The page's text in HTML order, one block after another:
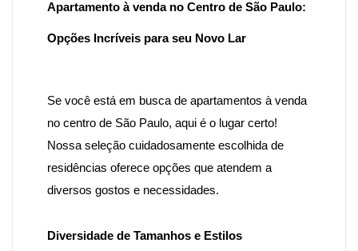
Apartamento à venda no Centro de São Paulo:
Opções Incríveis para seu Novo Lar
Se você está em busca de apartamentos à venda
no centro de São Paulo, aqui é o lugar certo!
Nossa seleção cuidadosamente escolhida de
residências oferece opções que atendem a
diversos gostos e necessidades.
Diversidade de Tamanhos e Estilos